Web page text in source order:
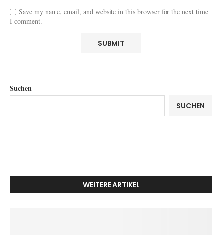
Save my name, email, and website in this browser for the next time
I comment.
Suchen
SUCHEN
WEITERE ARTIKEL